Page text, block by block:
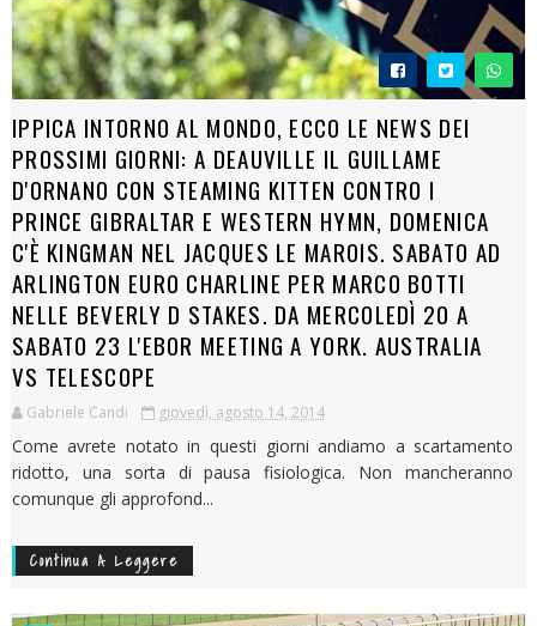
IPPICA INTORNO AL MONDO, ECCO LE NEWS DEI
PROSSIMI GIORNI: A DEAUVILLE IL GUILLAME
D'ORNANO CON STEAMING KITTEN CONTRO I
PRINCE GIBRALTAR E WESTERN HYMN, DOMENICA
C'È KINGMAN NEL JACQUES LE MAROIS. SABATO AD
ARLINGTON EURO CHARLINE PER MARCO BOTTI
NELLE BEVERLY D STAKES. DA MERCOLEDÌ 20 A
SABATO 23 L'EBOR MEETING A YORK. AUSTRALIA
VS TELESCOPE
Gabriele Candi giovedì, agosto 14, 2014
Come avrete notato in questi giorni andiamo a scartamento
ridotto, una sorta di pausa fisiologica. Non mancheranno
comunque gli approfond...
Continua A Leggere